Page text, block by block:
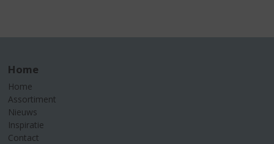
Home
Home
Assortiment
Nieuws
Inspiratie
Contact